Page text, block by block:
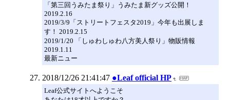
「第三回うみたま祭り」うみたま新グッズ公開！
2019.2.16
2019/3/9「ストリートフェスタ2019」今年も出展しま
す！ 2019.2.15
2019/1/20 「しゅわしゅわ八方美人祭り」物販情報
2019.1.11
最新ニュー
2018/12/26 21:41:47 ●Leaf official HP
Leaf公式サイトへようこそ